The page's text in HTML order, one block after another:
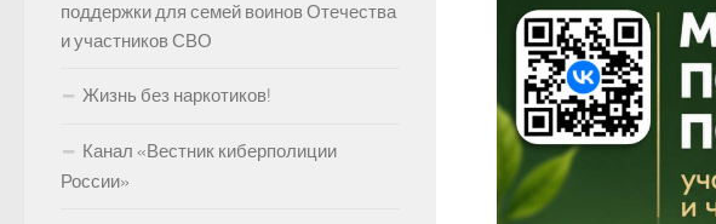
поддержки для семей воинов Отечества
и участников СВО
Жизнь без наркотиков!
Канал «Вестник киберполиции
России»